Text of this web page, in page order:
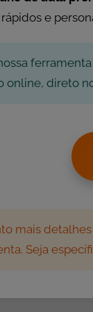
e
online, direto
mais
Seja